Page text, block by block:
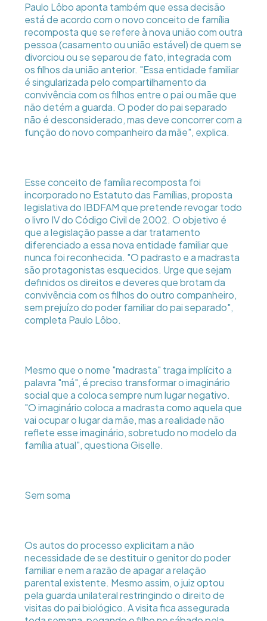
Paulo Lôbo aponta também que essa decisão
está de acordo com o novo conceito de família
recomposta que se refere à nova união com outra
pessoa (casamento ou união estável) de quem se
divorciou ou se separou de fato, integrada com
os filhos da união anterior. "Essa entidade familiar
é singularizada pelo compartilhamento da
convivência com os filhos entre o pai ou mãe que
não detém a guarda. O poder do pai separado
não é desconsiderado, mas deve concorrer com a
função do novo companheiro da mãe", explica.
Esse conceito de família recomposta foi
incorporado no Estatuto das Famílias, proposta
legislativa do IBDFAM que pretende revogar todo
o livro IV do Código Civil de 2002. O objetivo é
que a legislação passe a dar tratamento
diferenciado a essa nova entidade familiar que
nunca foi reconhecida. "O padrasto e a madrasta
são protagonistas esquecidos. Urge que sejam
definidos os direitos e deveres que brotam da
convivência com os filhos do outro companheiro,
sem prejuízo do poder familiar do pai separado",
completa Paulo Lôbo.
Mesmo que o nome "madrasta" traga implícito a
palavra "má", é preciso transformar o imaginário
social que a coloca sempre num lugar negativo.
"O imaginário coloca a madrasta como aquela que
vai ocupar o lugar da mãe, mas a realidade não
reflete esse imaginário, sobretudo no modelo da
família atual", questiona Giselle.
Sem soma
Os autos do processo explicitam a não
necessidade de se destituir o genitor do poder
familiar e nem a razão de apagar a relação
parental existente. Mesmo assim, o juiz optou
pela guarda unilateral restringindo o direito de
visitas do pai biológico. A visita fica assegurada